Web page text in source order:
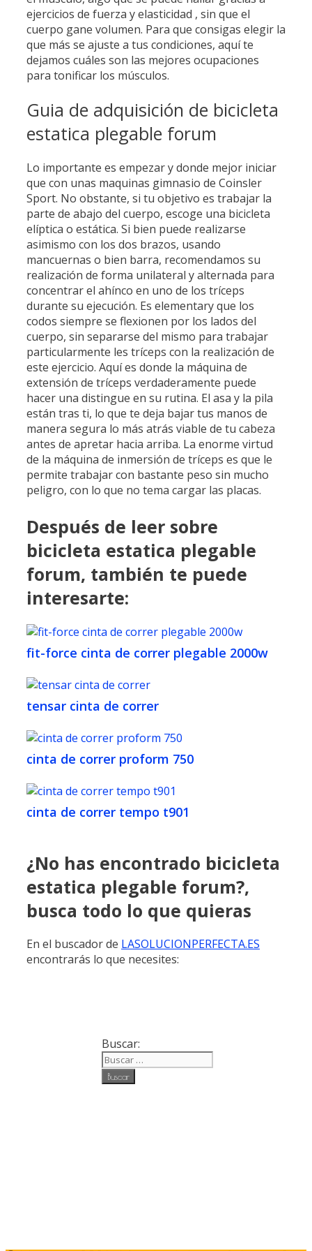
ejercicios de fuerza y elasticidad , sin que el
cuerpo gane volumen. Para que consigas elegir la
que más se ajuste a tus condiciones, aquí te
dejamos cuáles son las mejores ocupaciones
para tonificar los músculos.
Guia de adquisición de bicicleta
estatica plegable forum
Lo importante es empezar y donde mejor iniciar
que con unas maquinas gimnasio de Coinsler
Sport. No obstante, si tu objetivo es trabajar la
parte de abajo del cuerpo, escoge una bicicleta
elíptica o estática. Si bien puede realizarse
asimismo con los dos brazos, usando
mancuernas o bien barra, recomendamos su
realización de forma unilateral y alternada para
concentrar el ahínco en uno de los tríceps
durante su ejecución. Es elementary que los
codos siempre se flexionen por los lados del
cuerpo, sin separarse del mismo para trabajar
particularmente les tríceps con la realización de
este ejercicio. Aquí es donde la máquina de
extensión de tríceps verdaderamente puede
hacer una distingue en su rutina. El asa y la pila
están tras ti, lo que te deja bajar tus manos de
manera segura lo más atrás viable de tu cabeza
antes de apretar hacia arriba. La enorme virtud
de la máquina de inmersión de tríceps es que le
permite trabajar con bastante peso sin mucho
peligro, con lo que no tema cargar las placas.
Después de leer sobre
bicicleta estatica plegable
forum, también te puede
interesarte:
fit-force cinta de correr plegable 2000w
tensar cinta de correr
cinta de correr proform 750
cinta de correr tempo t901
¿No has encontrado bicicleta
estatica plegable forum?,
busca todo lo que quieras
En el buscador de LASOLUCIONPERFECTA.ES
encontrarás lo que necesites:
Buscar: